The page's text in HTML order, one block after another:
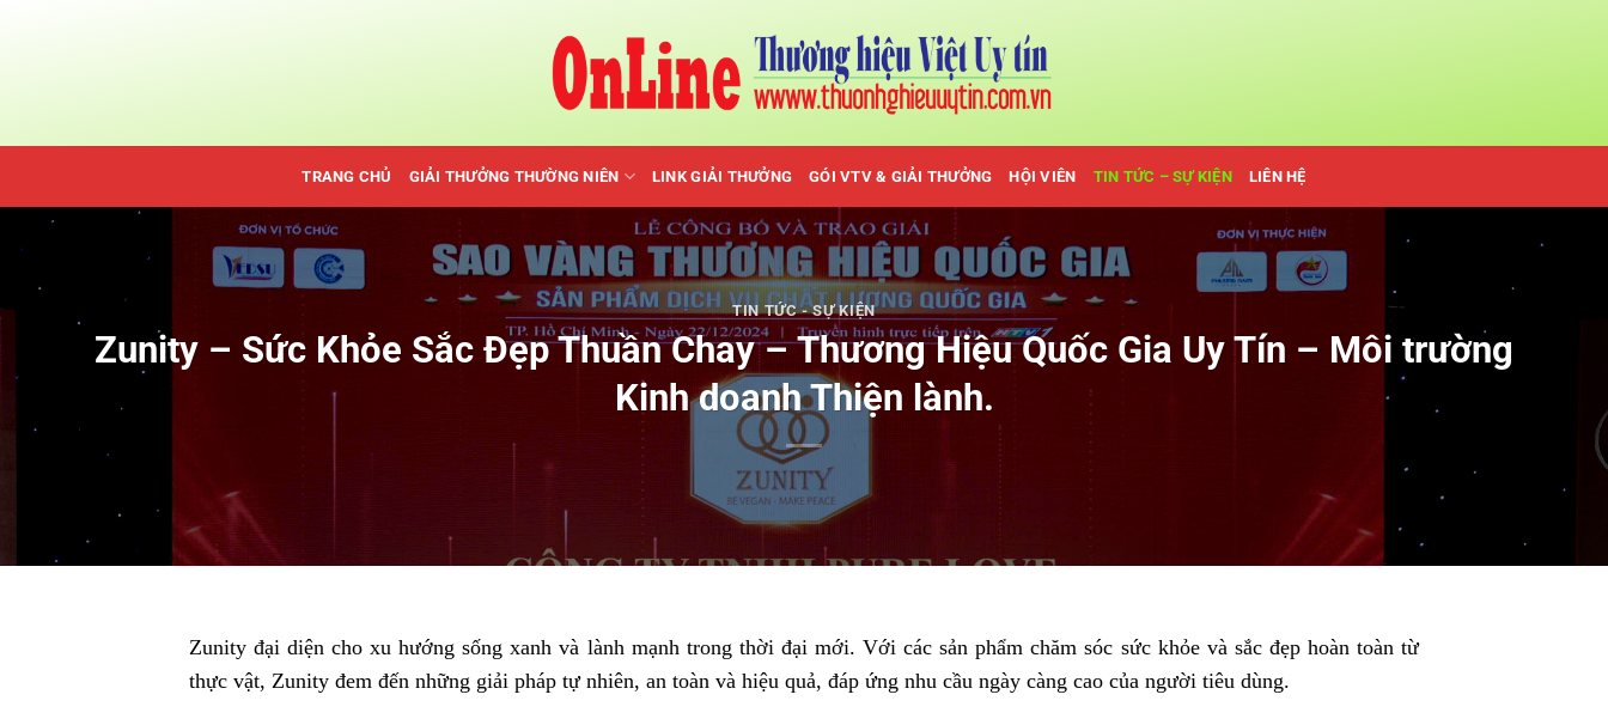
TRANG CHỦ GIẢI THƯỞNG THƯỜNG NIÊN LINK GIẢI THƯỞNG GÓI VTV & GIẢI THƯỞNG HỘI VIÊN TIN TỨC – SỰ KIỆN LIÊN HỆ
TIN TỨC - SỰ KIỆN
Zunity – Sức Khỏe Sắc Đẹp Thuần Chay – Thương Hiệu Quốc Gia Uy Tín – Môi trường
Kinh doanh Thiện lành.
Zunity đại diện cho xu hướng sống xanh và lành mạnh trong thời đại mới. Với các sản phẩm chăm sóc sức khỏe và sắc đẹp hoàn toàn từ
thực vật, Zunity đem đến những giải pháp tự nhiên, an toàn và hiệu quả, đáp ứng nhu cầu ngày càng cao của người tiêu dùng.